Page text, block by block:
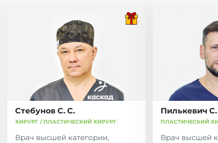
Стебунов С. С.
ХИРУРГ / ПЛАСТИЧЕСКИЙ ХИРУРГ
Врач высшей категории,
Пилькевич
ПЛАСТИЧЕСКИЙ
Врач высшей